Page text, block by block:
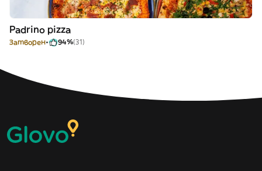
Padrino pizza
Затворен 94%(31)